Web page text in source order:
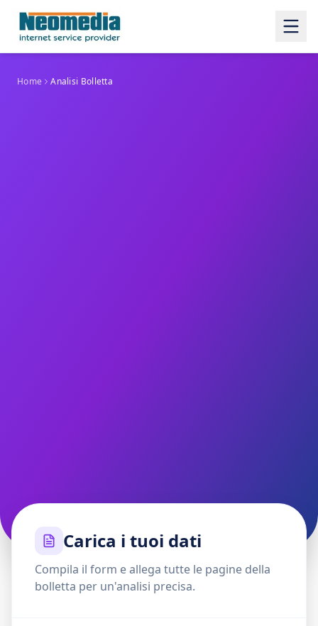
Home Analisi Bolletta
Carica i tuoi dati
Compila il form e allega tutte le pagine della
bolletta per un'analisi precisa.